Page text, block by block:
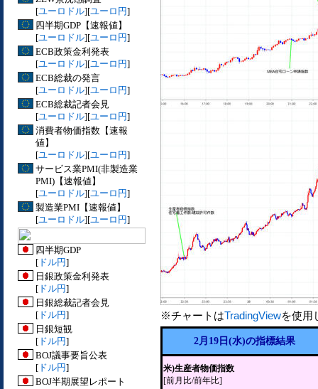
[ユーロドル][ユーロ円]
四半期GDP【速報値】
[ユーロドル][ユーロ円]
ECB政策金利発表
[ユーロドル][ユーロ円]
ECB総裁の発言
[ユーロドル][ユーロ円]
ECB総裁記者会見
[ユーロドル][ユーロ円]
消費者物価指数【速報
値】
[ユーロドル][ユーロ円]
サービス業PMI(非製造業
PMI)【速報値】
[ユーロドル][ユーロ円]
製造業PMI【速報値】
[ユーロドル][ユーロ円]
四半期GDP
[ ドル円]
日銀政策金利発表
[ ドル円]
日銀総裁記者会見
[ ドル円]
日銀短観
[ ドル円]
BOJ議事要旨公表
[ ドル円]
BOJ半期展望レポート
※チャートはTradingViewを使用
2月19日(水)の指標結果
米)生産者物価指数
[前月比/前年比]